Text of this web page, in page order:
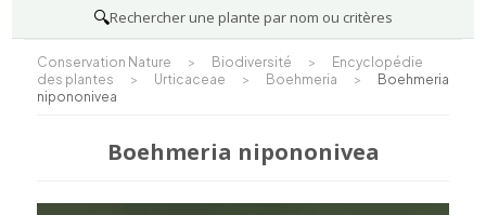
🔍Rechercher une plante par nom ou critères
Conservation Nature > Biodiversité >
Encyclopédie
des plantes
> Urticaceae > Boehmeria >
Boehmeria
nipononivea
Boehmeria nipononivea